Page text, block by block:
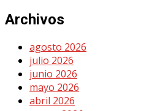
Archivos
agosto 2026
julio 2026
junio 2026
mayo 2026
abril 2026